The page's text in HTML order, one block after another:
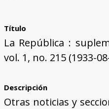
Título
La República :
vol. 1, no. 215 (1933-
Descripción
Otras noticias y